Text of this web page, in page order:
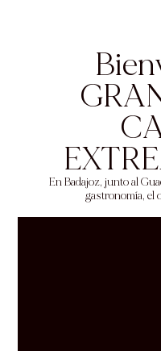
En Badajoz, junto al
gastronomía, el